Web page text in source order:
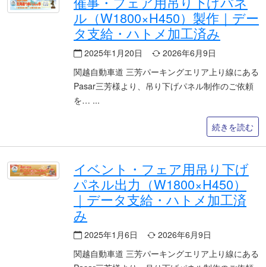
ル（W1800×H450）製作｜デー
タ支給・ハトメ加工済み
2025年1月20日
2026年6月9日
関越自動車道 三芳パーキングエリア上り線にある
Pasar三芳様より、吊り下げパネル制作のご依頼
を…
続きを読む
イベント・フェア用吊り下げ
パネル出力（W1800×H450）
｜データ支給・ハトメ加工済
み
2025年1月6日
2026年6月9日
関越自動車道 三芳パーキングエリア上り線にある